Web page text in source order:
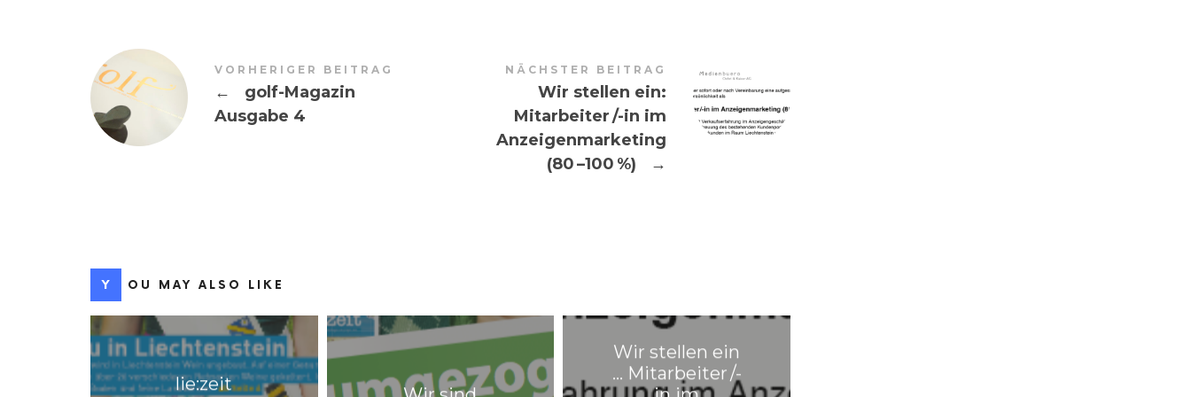
VORHERIGER BEITRAG
←
golf-Magazin
Ausgabe 4
NÄCHSTER BEITRAG
Wir stellen ein:
Mitarbeiter /-in im
Anzeigenmarketing
(80 –100 %)
→
YOU MAY ALSO LIKE
lie:zeit
Wir stellen ein
… Mitarbeiter /-